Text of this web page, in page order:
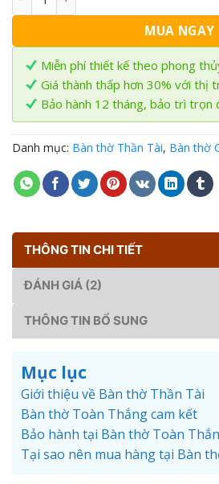
MUA NGAY
Miễn phí thiết kế theo phong
Giá thành thấp hơn 30% với thị
Bảo hành 12 tháng, bảo trì trọn
Danh mục: Bàn thờ Thần Tài, Bàn thờ
THÔNG TIN CHI TIẾT
ĐÁNH GIÁ (2)
THÔNG TIN BỔ SUNG
Mục lục
Giới thiệu về Bàn thờ Thần Tài
Bàn thờ Toàn Thắng cam kết
Bảo hành tại Bàn thờ Toàn
Tại sao nên mua hàng tại Bàn